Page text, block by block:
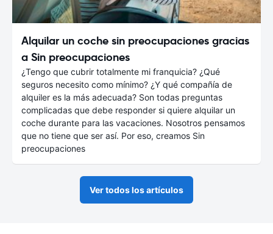
Alquilar un coche sin preocupaciones gracias
a Sin preocupaciones
¿Tengo que cubrir totalmente mi franquicia? ¿Qué
seguros necesito como mínimo? ¿Y qué compañía de
alquiler es la más adecuada? Son todas preguntas
complicadas que debe responder si quiere alquilar un
coche durante para las vacaciones. Nosotros pensamos
que no tiene que ser así. Por eso, creamos Sin
preocupaciones
Ver todos los artículos